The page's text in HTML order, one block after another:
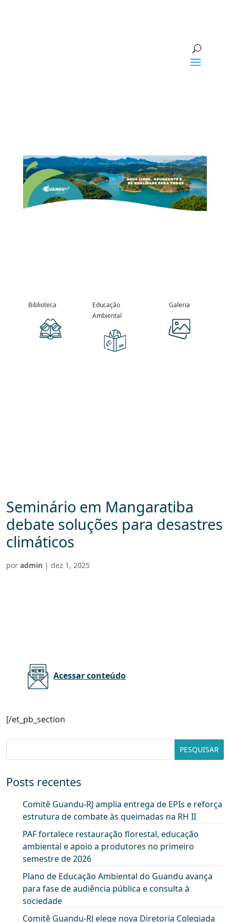
Biblioteca
Educação
Ambiental
Galeria
Seminário em Mangaratiba
debate soluções para desastres
climáticos
por admin | dez 1, 2025
Acessar conteúdo
[/et_pb_section
Posts recentes
Comitê Guandu-RJ amplia entrega de EPIs e reforça
estrutura de combate às queimadas na RH II
PAF fortalece restauração florestal, educação
ambiental e apoio a produtores no primeiro
semestre de 2026
Plano de Educação Ambiental do Guandu avança
para fase de audiência pública e consulta à
sociedade
Comitê Guandu-RJ elege nova Diretoria Colegiada